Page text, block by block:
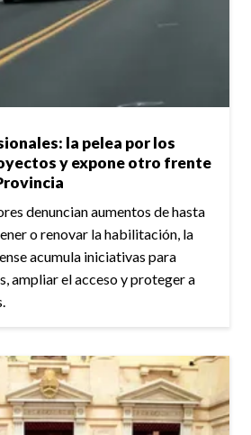
la pelea por los
y expone otro frente
denuncian aumentos de hasta
o renovar la habilitación, la
acumula iniciativas para
ampliar el acceso y proteger a